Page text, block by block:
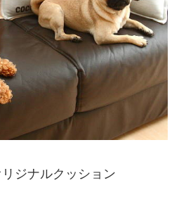
ジナルクッション